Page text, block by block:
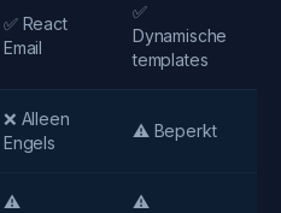
✅ React
Email
✅
Dynamische
templates
❌ Alleen
Engels
⚠️ Beperkt
⚠️
⚠️